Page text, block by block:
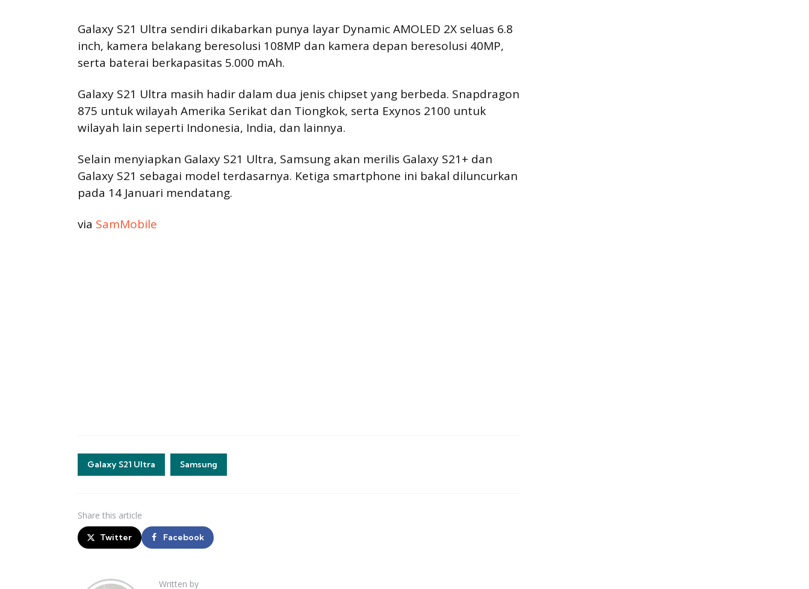
Galaxy S21 Ultra sendiri dikabarkan punya layar Dynamic AMOLED 2X seluas 6.8
inch, kamera belakang beresolusi 108MP dan kamera depan beresolusi 40MP,
serta baterai berkapasitas 5.000 mAh.
Galaxy S21 Ultra masih hadir dalam dua jenis chipset yang berbeda. Snapdragon
875 untuk wilayah Amerika Serikat dan Tiongkok, serta Exynos 2100 untuk
wilayah lain seperti Indonesia, India, dan lainnya.
Selain menyiapkan Galaxy S21 Ultra, Samsung akan merilis Galaxy S21+ dan
Galaxy S21 sebagai model terdasarnya. Ketiga smartphone ini bakal diluncurkan
pada 14 Januari mendatang.
via SamMobile
Galaxy S21 Ultra Samsung
Share this article
Twitter Facebook
Written by